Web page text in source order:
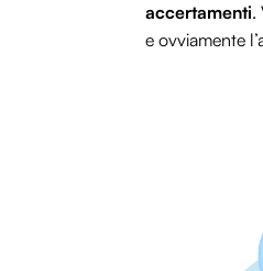
accertamenti.
e ovviamente